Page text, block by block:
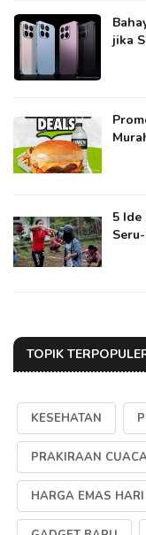
jika
5 Ide
TOPIK
KESEHATAN
PRAKIRAAN
HARGA EMAS